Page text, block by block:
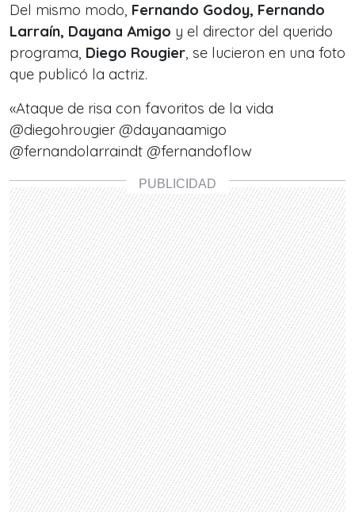
Del mismo modo, Fernando Godoy, Fernando
Larraín, Dayana Amigo y el director del querido
programa, Diego Rougier, se lucieron en una foto
que publicó la actriz.
«Ataque de risa con favoritos de la vida
@diegohrougier @dayanaamigo
@fernandolarraindt @fernandoflow